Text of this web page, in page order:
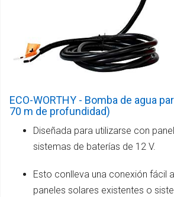
ECO-WORTHY - Bomba de agua
70 m de profundidad)
Diseñada para utilizarse con
sistemas de baterías de 12 V.
Esto conlleva una conexión fácil
paneles solares existentes o